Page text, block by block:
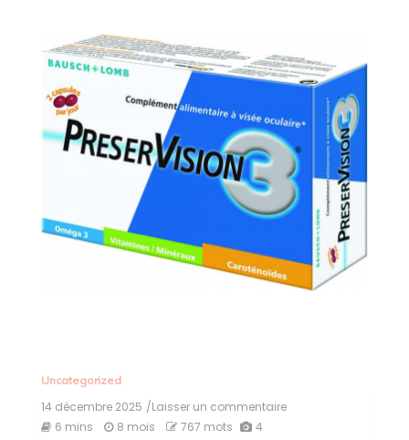
Uncategorized
14 décembre 2025 /Laisser un commentaireon
6 mins 8 mois 767 mots 4